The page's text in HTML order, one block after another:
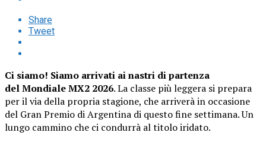
Share
Tweet
Ci siamo! Siamo arrivati ai nastri di partenza
delMondiale MX2 2026. La classe più leggera si prepara
per il via della propria stagione, che arriverà in occasione
del Gran Premio di Argentina di questo fine settimana. Un
lungo cammino che ci condurrà al titolo iridato.